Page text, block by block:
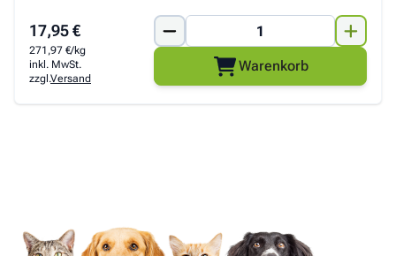
17,95 €
271,97 €/kg
inkl. MwSt.
zzgl.Versand
Warenkorb